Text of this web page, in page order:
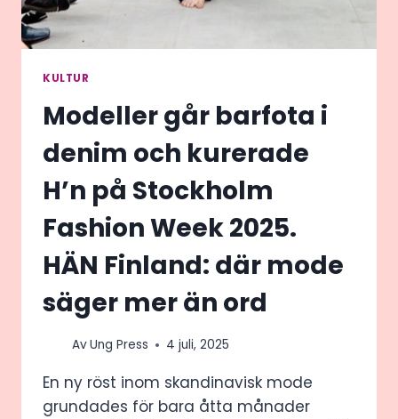
KULTUR
Modeller går barfota i
denim och kurerade
H’n på Stockholm
Fashion Week 2025.
HÄN Finland: där mode
säger mer än ord
AvUng Press 4 juli, 2025
En ny röst inom skandinavisk mode
grundades för bara åtta månader